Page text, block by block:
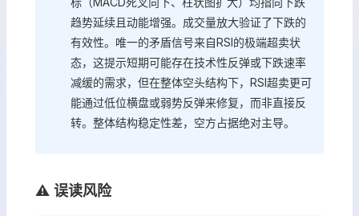
趋势延续且动能增强。成交量放大验证了下跌的
有效性。唯一的矛盾信号来自RSI的极端超卖状
态，这提示短期可能存在技术性反弹或下跌速率
减缓的需求，但在整体空头结构下，RSI超卖更可
能通过低位横盘或弱势反弹来修复，而非直接反
转。整体结构稳定性差，空方占据绝对主导。
⚠️ 误读风险